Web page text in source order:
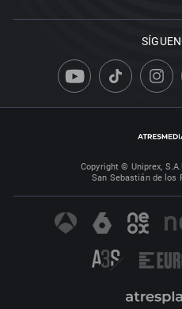
Copyright © Uniprex,
San Sebastián de los